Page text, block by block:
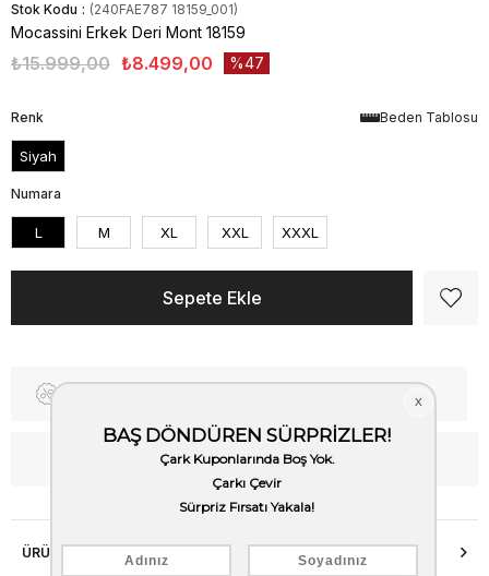
Stok Kodu (240FAE787 18159_001)
Mocassini Erkek Deri Mont 18159
₺15.999,00 ₺8.499,00 47
Beden Tablosu
Renk
Siyah
Numara
L M XL XXL XXXL
Fiyat Düşünce Haber Ver
WhatsApp’tan Bilgi Al
ÜRÜN ÖZELLIKLERI